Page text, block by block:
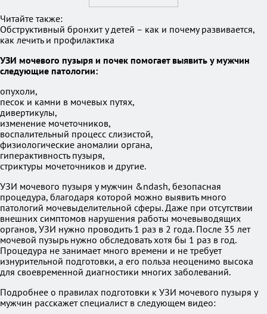
Читайте также:
Обструктивный бронхит у детей – как и почему развивается,
как лечить и профилактика
УЗИ мочевого пузыря и почек помогает выявить у мужчин
следующие патологии:
опухоли,
песок и камни в мочевых путях,
дивертикулы,
изменение мочеточников,
воспалительный процесс слизистой,
физиологические аномалии органа,
гиперактивность пузыря,
стриктуры мочеточников и другие.
УЗИ мочевого пузыря у мужчин &ndash, безопасная
процедура, благодаря которой можно выявить много
патологий мочевыделительной сферы. Даже при отсутствии
внешних симптомов нарушения работы мочевыводящих
органов, УЗИ нужно проводить 1 раз в 2 года. После 35 лет
мочевой пузырь нужно обследовать хотя бы 1 раз в год.
Процедура не занимает много времени и не требует
изнурительной подготовки, а его польза неоценимо высока
для своевременной диагностики многих заболеваний.
Подробнее о правилах подготовки к УЗИ мочевого пузыря у
мужчин расскажет специалист в следующем видео: